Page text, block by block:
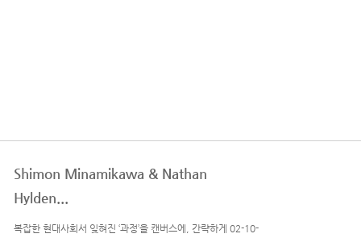
Shimon Minamikawa & Nathan
Hylden...
복잡한 현대사회서 잊혀진 ‘과정’을 캔버스에, 간략하게 02-10-